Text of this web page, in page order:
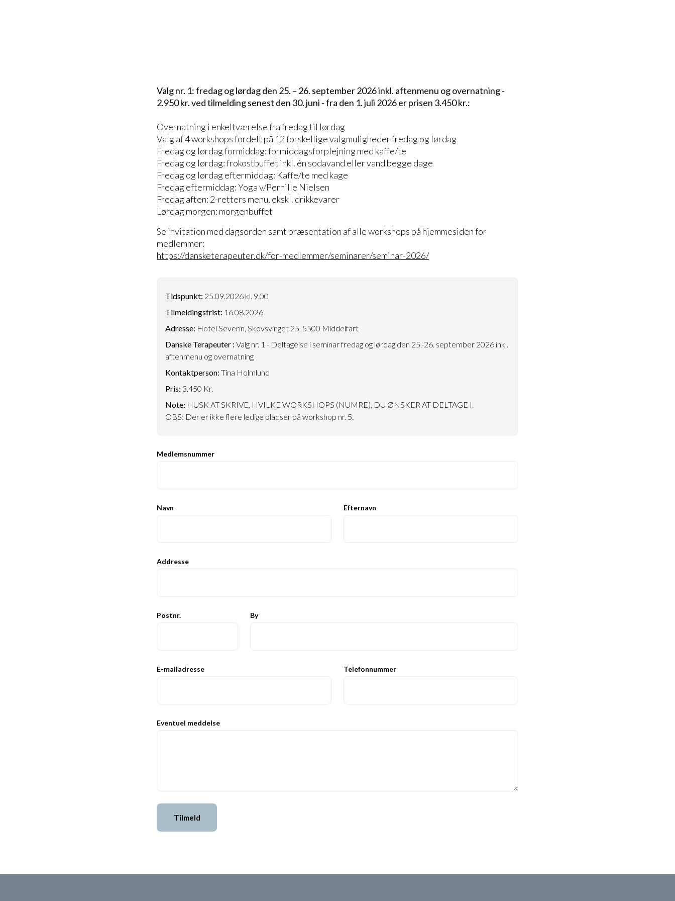
Valg nr. 1: fredag og lørdag den 25. – 26. september 2026 inkl. aftenmenu og overnatning -
2.950 kr. ved tilmelding senest den 30. juni - fra den 1. juli 2026 er prisen 3.450 kr.:
Overnatning i enkeltværelse fra fredag til lørdag
Valg af 4 workshops fordelt på 12 forskellige valgmuligheder fredag og lørdag
Fredag og lørdag formiddag: formiddagsforplejning med kaffe/te
Fredag og lørdag: frokostbuffet inkl. én sodavand eller vand begge dage
Fredag og lørdag eftermiddag: Kaffe/te med kage
Fredag eftermiddag: Yoga v/Pernille Nielsen
Fredag aften: 2-retters menu, ekskl. drikkevarer
Lørdag morgen: morgenbuffet
Se invitation med dagsorden samt præsentation af alle workshops på hjemmesiden for
medlemmer:
https://dansketerapeuter.dk/for-medlemmer/seminarer/seminar-2026/
Tidspunkt: 25.09.2026 kl. 9.00
Tilmeldingsfrist: 16.08.2026
Adresse: Hotel Severin, Skovsvinget 25, 5500 Middelfart
Danske Terapeuter : Valg nr. 1 - Deltagelse i seminar fredag og lørdag den 25.-26. september 2026 inkl.
aftenmenu og overnatning
Kontaktperson: Tina Holmlund
Pris: 3.450 Kr.
Note: HUSK AT SKRIVE, HVILKE WORKSHOPS (NUMRE), DU ØNSKER AT DELTAGE I.
OBS: Der er ikke flere ledige pladser på workshop nr. 5.
Medlemsnummer
Navn Efternavn
Addresse
Postnr. By
E-mailadresse Telefonnummer
Eventuel meddelse
Tilmeld